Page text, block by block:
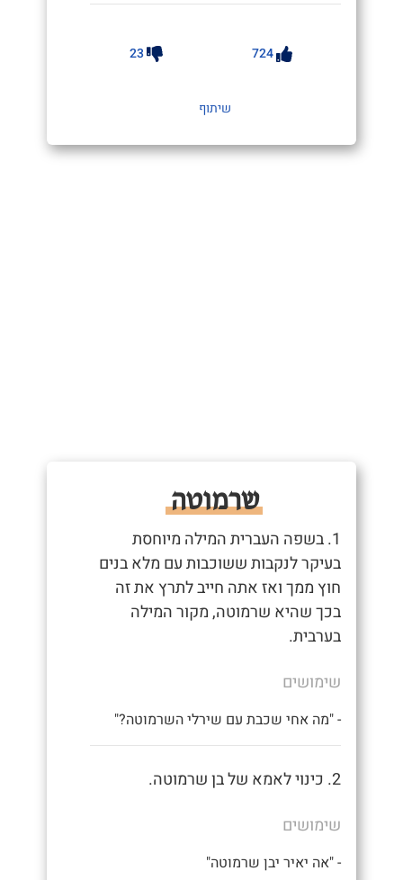
724
23
שיתוף
שרמוטה
1. בשפה העברית המילה מיוחסת
בעיקר לנקבות ששוכבות עם מלא בנים
חוץ ממך ואז אתה חייב לתרץ את זה
בכך שהיא שרמוטה, מקור המילה
בערבית.
שימושים
- "מה אחי שכבת עם שירלי השרמוטה?"
2. כינוי לאמא של בן שרמוטה.
שימושים
- "אה יאיר יבן שרמוטה"